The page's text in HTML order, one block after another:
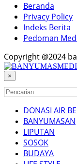
Beranda
Privacy Policy
Indeks Berita
Pedoman
Copyright @2024
×
DONASI AIR
BANYUMASAN
LIPUTAN
SOSOK
BUDAYA